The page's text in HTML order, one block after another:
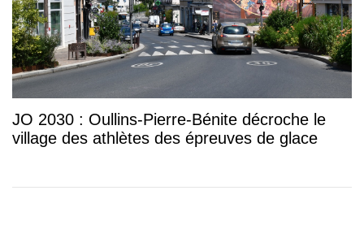
JO 2030 : Oullins-Pierre-Bénite décroche le
village des athlètes des épreuves de glace